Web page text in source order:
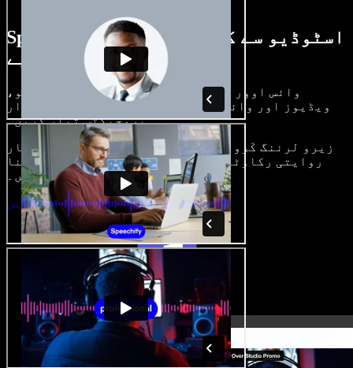
Speechify اسٹوڈیو سے کیا کچھ کر سکتے
ہیں، دیکھیے
وائس اوور بنائیں، رائلٹی فری امیجز، آڈیو،
ویڈیوز اور وائس کلون شامل کر کے بھرپور، شاندار
پروجیکٹس تیار کریں۔
زیرو لرننگ کَرو اور سب کچھ براؤزر میں، تخلیق کار
روایتی رکاوٹیں توڑ کر اپنے خیالات کو حقیقت بنا
سکتے ہیں۔
اسٹوڈیو شروع کریں